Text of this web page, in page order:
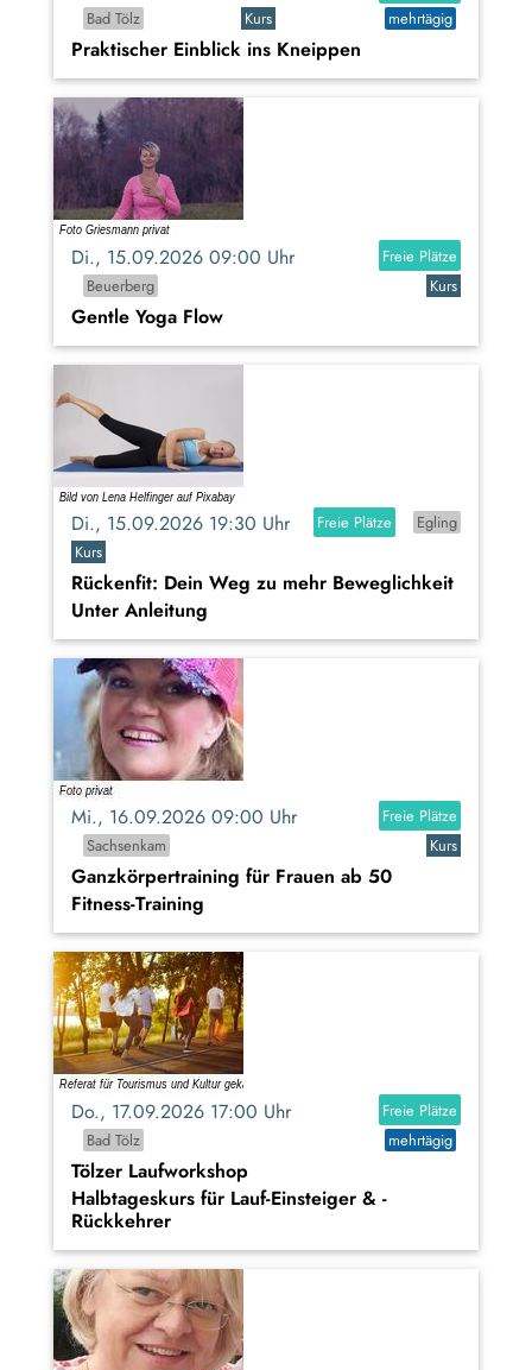
Bad Tölz
Kurs mehrtägig
Praktischer Einblick ins Kneippen
Di., 15.09.2026 09:00 Uhr
Freie Plätze
Beuerberg
Kurs
Gentle Yoga Flow
Di., 15.09.2026 19:30 Uhr Freie Plätze
Egling
Kurs
Rückenfit: Dein Weg zu mehr Beweglichkeit
Unter Anleitung
Mi., 16.09.2026 09:00 Uhr
Freie Plätze
Sachsenkam
Kurs
Ganzkörpertraining für Frauen ab 50
Fitness-Training
Do., 17.09.2026 17:00 Uhr
Freie Plätze
Bad Tölz
mehrtägig
Tölzer Laufworkshop
Halbtageskurs für Lauf-Einsteiger & -
Rückkehrer